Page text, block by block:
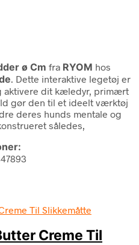
ø Cm fra RYOM hos
. Dette interaktive legetøj er
aktivere dit kæledyr, primært
gør den til et ideelt værktøj
deres hunds mentale og
således,
Creme Til